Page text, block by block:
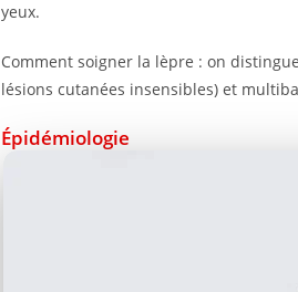
yeux.
Comment soigner la lèpre : on
lésions cutanées insensibles) et
Épidémiologie